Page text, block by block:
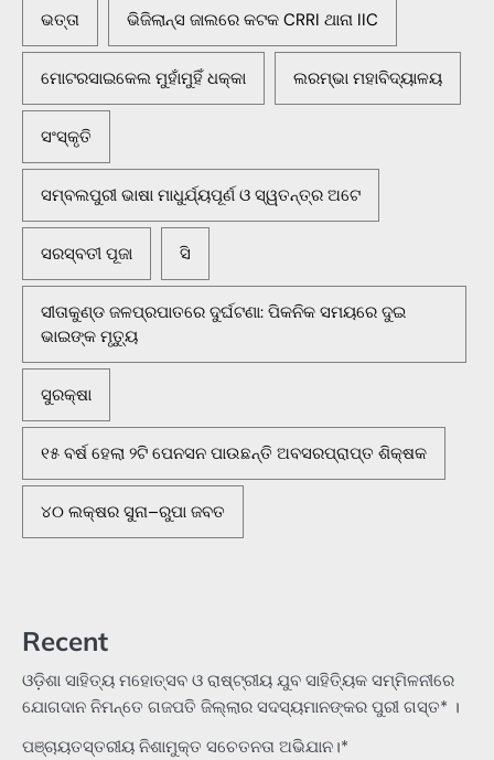
ଭତ୍ତା ଭିଜିଲାନ୍ସ ଜାଲରେ କଟକ CRRI ଥାନା IIC
ମୋଟରସାଇକେଲ ମୁହାଁମୁହିଁ ଧକ୍କା ଲରମ୍ଭା ମହାବିଦ୍ୟାଳୟ
ସଂସ୍କୃତି
ସମ୍ବଲପୁରୀ ଭାଷା ମାଧୁର୍ଯ୍ୟପୂର୍ଣ ଓ ସ୍ୱତନ୍ତ୍ର ଅଟେ
ସରସ୍ବତୀ ପୂଜା ସି
ସୀତାକୁଣ୍ଡ ଜଳପ୍ରପାତରେ ଦୁର୍ଘଟଣା: ପିକନିକ ସମୟରେ ଦୁଇ
ଭାଇଙ୍କ ମୃତ୍ୟୁ
ସୁରକ୍ଷା
୧୫ ବର୍ଷ ହେଲା ୨ଟି ପେନସନ ପାଉଛନ୍ତି ଅବସରପ୍ରାପ୍ତ ଶିକ୍ଷକ
୪୦ ଲକ୍ଷର ସୁନା–ରୁପା ଜବତ
Recent
ଓଡ଼ିଶା ସାହିତ୍ୟ ମହୋତ୍ସବ ଓ ରାଷ୍ଟ୍ରୀୟ ଯୁବ ସାହିତ୍ୟିକ ସମ୍ମିଳନୀରେ
ଯୋଗଦାନ ନିମନ୍ତେ ଗଜପତି ଜିଲ୍ଲାର ସଦସ୍ୟମାନଙ୍କର ପୁରୀ ଗସ୍ତ* ।
ପଞ୍ଚାୟତସ୍ତରୀୟ ନିଶାମୁକ୍ତ ସଚେତନତା ଅଭିଯାନ।*